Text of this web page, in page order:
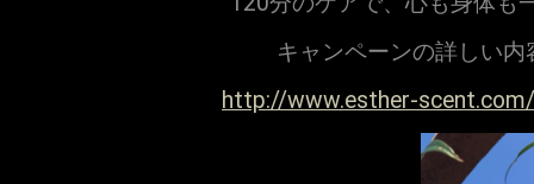
キャンペーンの詳しい
http://www.esther-